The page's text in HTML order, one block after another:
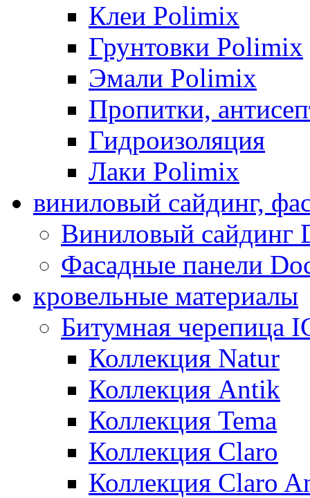
Клеи Polimix
Грунтовки Polimix
Эмали Polimix
Пропитки,
Гидроизоляция
Лаки Polimix
виниловый сайдинг,
Виниловый сайдинг
Фасадные панели
кровельные материалы
Битумная черепица
Коллекция Natur
Коллекция Antik
Коллекция Tema
Коллекция Claro
Коллекция Claro